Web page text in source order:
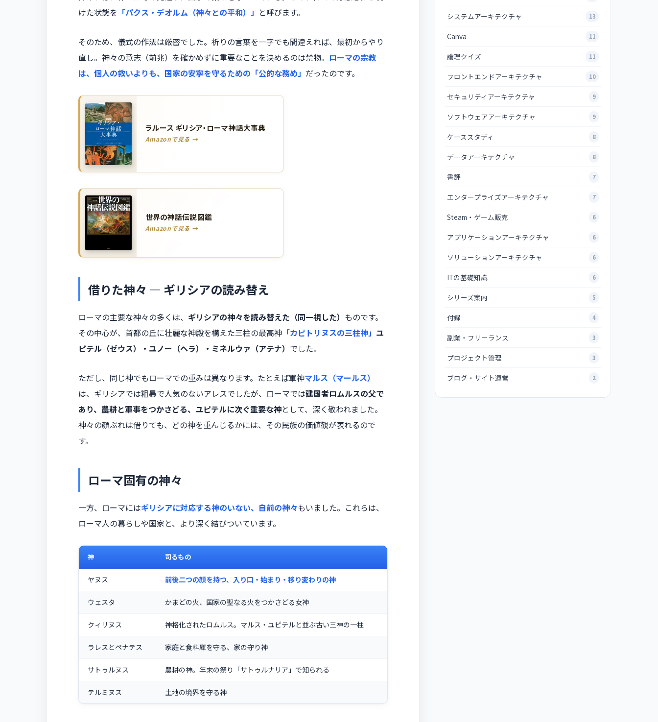
けた状態を 「パクス・デオルム（神々との平和）」 と呼びます。
そのため、儀式の作法は厳密でした。祈りの言葉を一字でも間違えれば、最初からやり
直し。神々の意志（前兆）を確かめずに重要なことを決めるのは禁物。 ローマの宗教
は、個人の救いよりも、国家の安寧を守るための「公的な務め」 だったのです。
ラルース ギリシア・ローマ神話大事典
Amazonで見る →
世界の神話伝説図鑑
Amazonで見る →
借りた神々 ― ギリシアの読み替え
ローマの主要な神々の多くは、 ギリシアの神々を読み替えた（同一視した） ものです。
その中心が、首都の丘に壮麗な神殿を構えた三柱の最高神 「カピトリヌスの三柱神」 ユ
ピテル（ゼウス）・ユノー（ヘラ）・ミネルウァ（アテナ） でした。
ただし、同じ神でもローマでの重みは異なります。たとえば軍神マルス（マールス）
は、ギリシアでは粗暴で人気のないアレスでしたが、ローマでは建国者ロムルスの父で
あり、農耕と軍事をつかさどる、ユピテルに次ぐ重要な神として、深く敬われました。
神々の顔ぶれは借りても、どの神を重んじるかには、その民族の価値観が表れるので
す。
ローマ固有の神々
一方、ローマにはギリシアに対応する神のいない、自前の神々もいました。これらは、
ローマ人の暮らしや国家と、より深く結びついています。
神 司るもの
ヤヌス 前後二つの顔を持つ、入り口・始まり・移り変わりの神
ウェスタ かまどの火、国家の聖なる火をつかさどる女神
クィリヌス 神格化されたロムルス。マルス・ユピテルと並ぶ古い三神の一柱
ラレスとペナテス 家庭と食料庫を守る、家の守り神
サトゥルヌス 農耕の神。年末の祭り「サトゥルナリア」で知られる
テルミヌス 土地の境界を守る神
システムアーキテクチャ 13
Canva 11
論理クイズ 11
フロントエンドアーキテクチャ 10
セキュリティアーキテクチャ 9
ソフトウェアアーキテクチャ 9
ケーススタディ 8
データアーキテクチャ 8
書評 7
エンタープライズアーキテクチャ 7
Steam・ゲーム販売 6
アプリケーションアーキテクチャ 6
ソリューションアーキテクチャ 6
ITの基礎知識 6
シリーズ案内 5
付録 4
副業・フリーランス 3
プロジェクト管理 3
ブログ・サイト運営 2